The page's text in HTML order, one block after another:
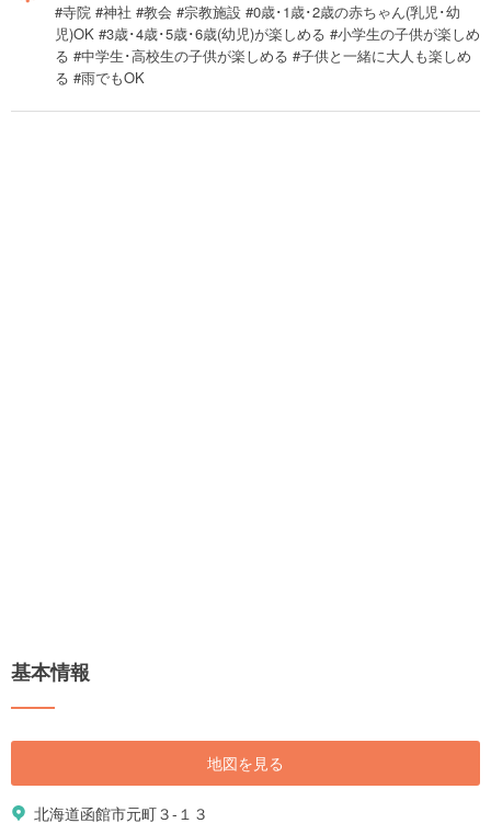
#寺院 #神社 #教会 #宗教施設 #0歳･1歳･2歳の赤ちゃん(乳児･幼
児)OK #3歳･4歳･5歳･6歳(幼児)が楽しめる #小学生の子供が楽しめ
る #中学生･高校生の子供が楽しめる #子供と一緒に大人も楽しめ
る #雨でもOK
基本情報
地図を見る
北海道函館市元町３-１３